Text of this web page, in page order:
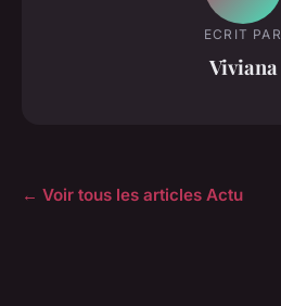
ECRIT PAR
Viviana
← Voir tous les articles Actu